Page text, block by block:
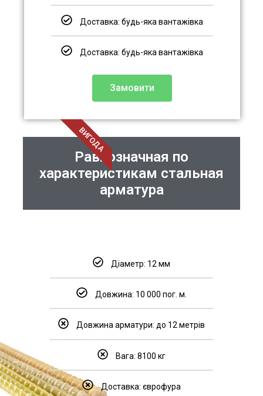
Доставка: будь-яка вантажівка
Доставка: будь-яка вантажівка
Замовити
ВИГОДА
Равнозначная по
характеристикам стальная
арматура
Діаметр: 12 мм
Довжина: 10 000 пог. м.
Довжина арматури: до 12 метрів
Вага: 8100 кг
Доставка: єврофура